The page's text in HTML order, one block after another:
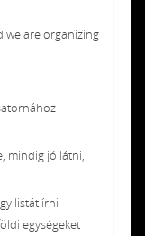
we are organizing
mindig jó látni,
listát írni
egységeket